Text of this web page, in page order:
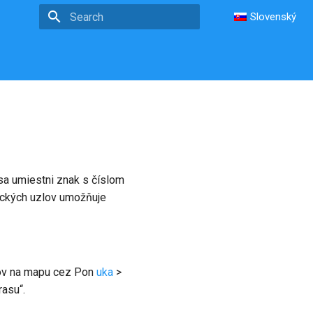
Slovenský
umiestni znak s číslom
uzlov umožňuje
na mapu cez Pon uka >